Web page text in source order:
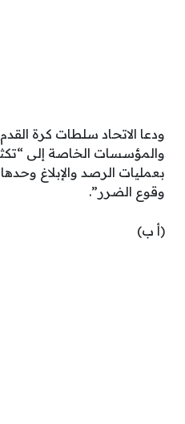
ودعا الاتحاد سلطات كرة
والمؤسسات الخاصة إلى
بعمليات الرصد والإبلاغ
وقوع الضرر”.
(أ ب)